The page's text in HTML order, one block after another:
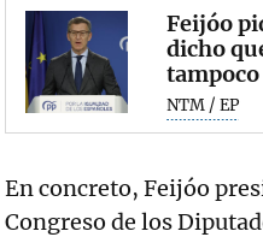
Feijóo
dicho
NTM / EP
En concreto, Feijóo
Congreso de los